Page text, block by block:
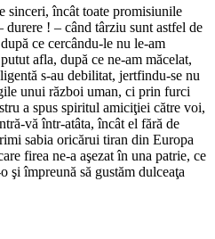
sinceri, încât toate promisiunile
durere ! – când târziu sunt astfel de
ce cercându-le nu le-am
afla, după ce ne-am măcelat,
s-au debilitat, jertfindu-se nu
unui război uman, ci prin furci
a spus spiritul amiciţiei către voi,
vă într-atâta, încât el fără de
sabia oricărui tiran din Europa
firea ne-a aşezat în una patrie, ce
şi împreună să gustăm dulceaţa